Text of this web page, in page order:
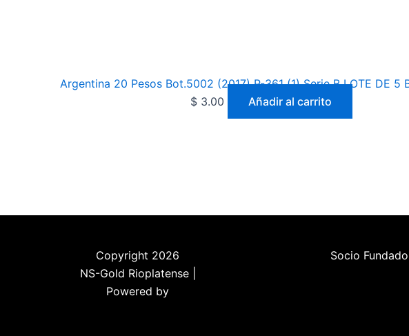
Argentina 20 Pesos Bot.5002 (2017) P-361 (1) Serie B LOTE DE 5
$3.00 Añadir al carrito
Copyright 2026
NS-Gold Rioplatense |
Powered by
Socio